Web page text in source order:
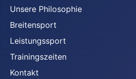
Unsere Philosophie
Breitensport
Leistungssport
Trainingszeiten
Kontakt